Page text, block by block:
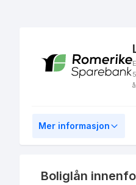
Mer informasjon
Boliglån